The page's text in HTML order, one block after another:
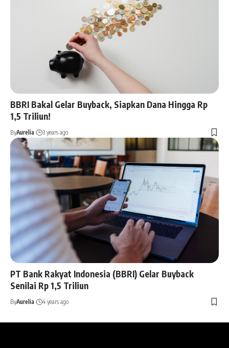
BBRI Bakal Gelar Buyback, Siapkan Dana Hingga Rp
1,5 Triliun!
ByAurelia 3 years ago
PT Bank Rakyat Indonesia (BBRI) Gelar Buyback
Senilai Rp 1,5 Triliun
ByAurelia 4 years ago